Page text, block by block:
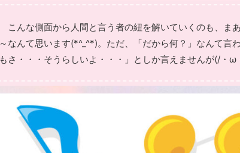
こんな側面から人間と言う者の紐を解いていくのも、ま
～なんて思います(*^_^*)。ただ、「だから何？」なんて言
もさ・・・そうらしいよ・・・」としか言えませんが(/・